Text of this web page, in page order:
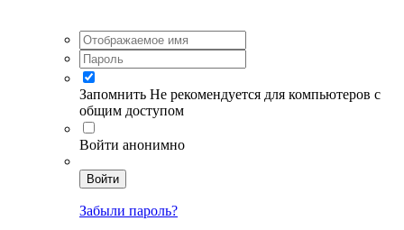
Запомнить Не рекомендуется для компьютеров с
общим доступом
Войти анонимно
Войти
Забыли пароль?